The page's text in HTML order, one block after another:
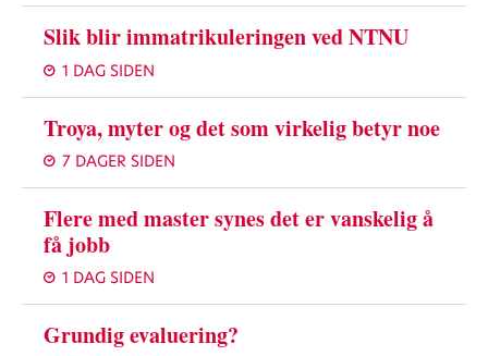
Slik blir immatrikuleringen ved NTNU
1 DAG SIDEN
Troya, myter og det som virkelig betyr noe
7 DAGER SIDEN
Flere med master synes det er vanskelig å
få jobb
1 DAG SIDEN
Grundig evaluering?